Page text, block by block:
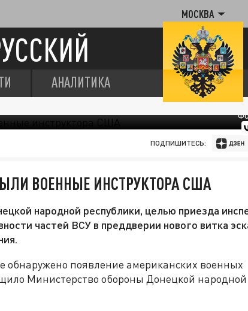
МОСКВА
АНАЛИТИКА
ПОДПИШИТЕСЬ:
ВОЕННЫЕ ИНСТРУКТОРА США
народной республики, целью приезда
частей ВСУ в преддверии нового витка
обнаружено появление американских военных
Министерство обороны Донецкой народной